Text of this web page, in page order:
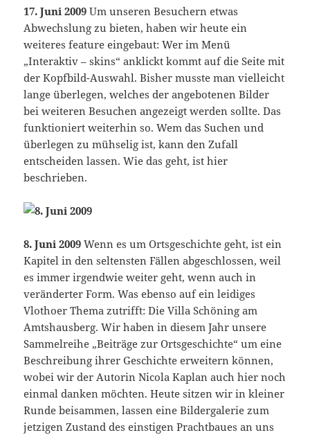
17. Juni 2009 Um unseren Besuchern etwas
Abwechslung zu bieten, haben wir heute ein
weiteres feature eingebaut: Wer im Menü
„Interaktiv – skins“ anklickt kommt auf die Seite mit
der Kopfbild-Auswahl. Bisher musste man vielleicht
lange überlegen, welches der angebotenen Bilder
bei weiteren Besuchen angezeigt werden sollte. Das
funktioniert weiterhin so. Wem das Suchen und
überlegen zu mühselig ist, kann den Zufall
entscheiden lassen. Wie das geht, ist hier
beschrieben.
8. Juni 2009 Wenn es um Ortsgeschichte geht, ist ein
Kapitel in den seltensten Fällen abgeschlossen, weil
es immer irgendwie weiter geht, wenn auch in
veränderter Form. Was ebenso auf ein leidiges
Vlothoer Thema zutrifft: Die Villa Schöning am
Amtshausberg. Wir haben in diesem Jahr unsere
Sammelreihe „Beiträge zur Ortsgeschichte“ um eine
Beschreibung ihrer Geschichte erweitern können,
wobei wir der Autorin Nicola Kaplan auch hier noch
einmal danken möchten. Heute sitzen wir in kleiner
Runde beisammen, lassen eine Bildergalerie zum
jetzigen Zustand des einstigen Prachtbaues an uns